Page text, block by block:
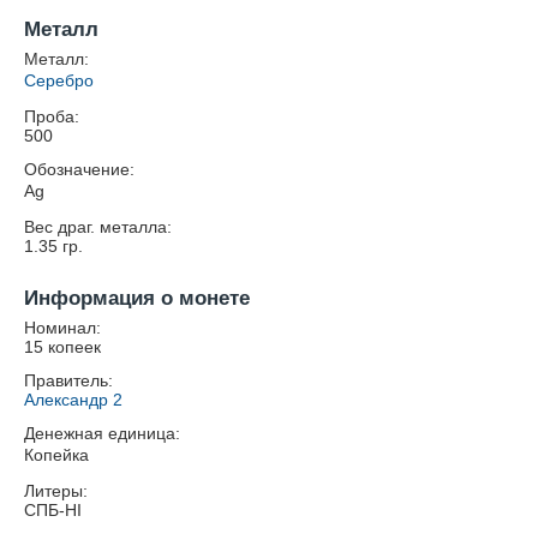
Металл
Металл:
Серебро
Проба:
500
Обозначение:
Ag
Вес драг. металла:
1.35 гр.
Информация о монете
Номинал:
15 копеек
Правитель:
Александр 2
Денежная единица:
Копейка
Литеры:
СПБ-HI